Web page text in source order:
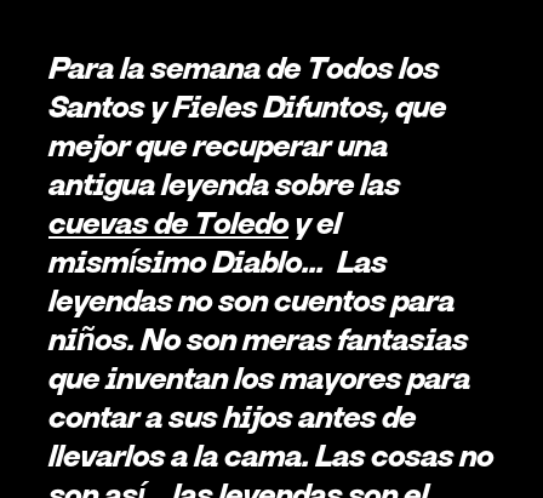
Para la semana de Todos los
Santos y Fieles Difuntos, que
mejor que recuperar una
antigua leyenda sobre las
cuevas de Toledo y el
mismísimo Diablo... Las
leyendas no son cuentos para
niños. No son meras fantasias
que inventan los mayores para
contar a sus hijos antes de
llevarlos a la cama. Las cosas no